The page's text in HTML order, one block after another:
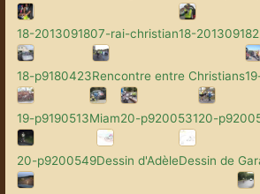
18-2013091807-rai-christian18-
18-p9180423Rencontre entre Christians
19-p9190513Miam20-p920053120-
20-p9200549Dessin d'AdèleDessin de